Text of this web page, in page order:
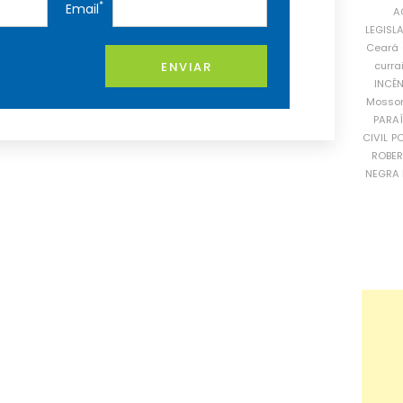
Email*
ENVIAR
Ceará
CIVIL
NEGRA